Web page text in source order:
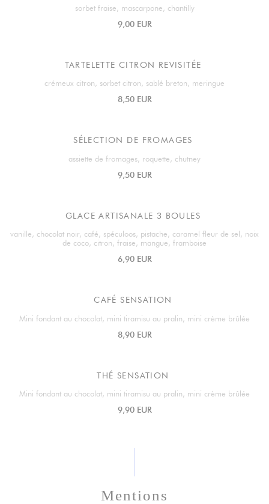
sorbet fraise, mascarpone, chantilly
9,00 EUR
TARTELETTE CITRON REVISITÉE
crémeux citron, sorbet citron, sablé breton, meringue
8,50 EUR
SÉLECTION DE FROMAGES
assiette de fromages, roquette, chutney
9,50 EUR
GLACE ARTISANALE 3 BOULES
vanille, chocolat noir, café, spéculoos, pistache, caramel fleur de sel, noix
de coco, citron, fraise, mangue, framboise
6,90 EUR
CAFÉ SENSATION
Mini fondant au chocolat, mini tiramisu au pralin, mini crème brûlée
8,90 EUR
THÉ SENSATION
Mini fondant au chocolat, mini tiramisu au pralin, mini crème brûlée
9,90 EUR
Mentions